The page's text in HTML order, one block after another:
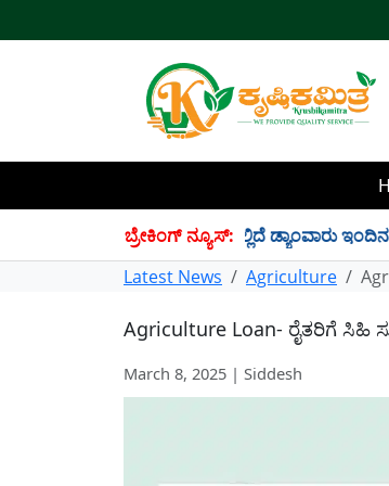
ಬ್ರೇಕಿಂಗ್ ನ್ಯೂಸ್:
TMC ನೀರು ಸಂಗ್ರಹ! ಇಲ್ಲಿದೆ ಡ್ಯಾಂವಾರು ಇಂದಿನ
Latest News
Agriculture
Agriculture Loan- ರೈತರಿಗೆ ಸಿಹಿ
March 8, 2025 | Siddesh